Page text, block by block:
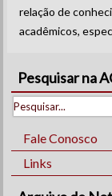
relação de
acadêmicos,
Pesquisar na
Fale Conosco
Links